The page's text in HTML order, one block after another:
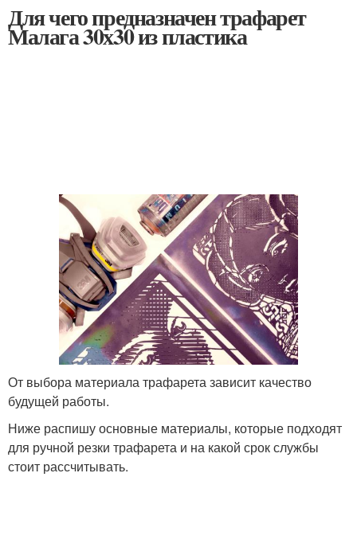
Для чего предназначен трафарет
Малага 30х30 из пластика
От выбора материала трафарета зависит качество
будущей работы.
Ниже распишу основные материалы, которые подходят
для ручной резки трафарета и на какой срок службы
стоит рассчитывать.